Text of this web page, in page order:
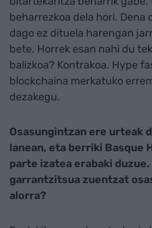
beharrezkoa dela hori. Dena
dago ez dituela harengan
bete. Horrek esan nahi du
balizkoa? Kontrakoa. Hype
blockchaina merkatuko
dezakegu.
Osasungintzan ere urteak
lanean, eta berriki Basque
parte izatea erabaki
garrantzitsua zuentzat
alorra?